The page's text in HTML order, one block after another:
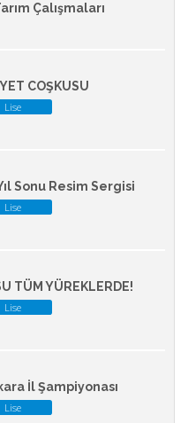
Çalışmaları
COŞKUSU
Lise
Sonu Resim Sergisi
Lise
TÜM YÜREKLERDE!
Lise
İl Şampiyonası
Lise